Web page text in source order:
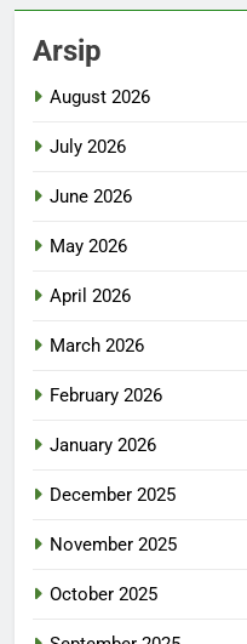
Arsip
August 2026
July 2026
June 2026
May 2026
April 2026
March 2026
February 2026
January 2026
December 2025
November 2025
October 2025